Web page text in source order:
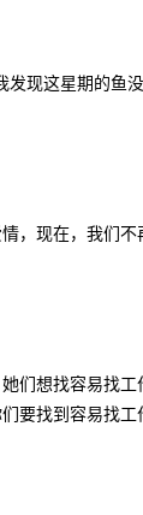
现这星期的鱼
，现在，我们
们想找容易找
要找到容易找